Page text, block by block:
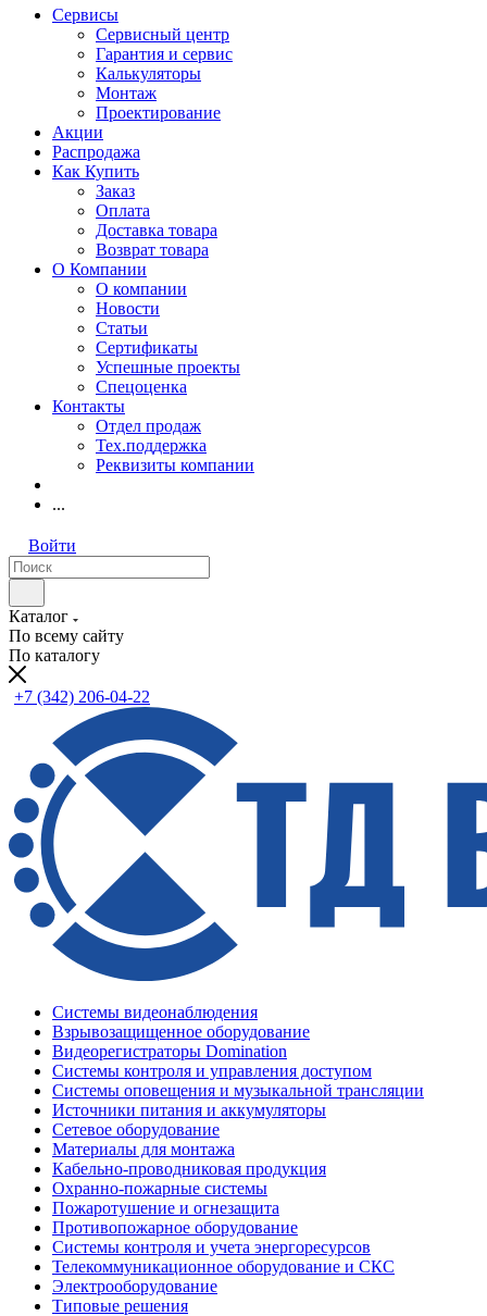
Сервисы
Сервисный центр
Гарантия и сервис
Калькуляторы
Монтаж
Проектирование
Акции
Распродажа
Как Купить
Заказ
Оплата
Доставка товара
Возврат товара
О Компании
О компании
Новости
Статьи
Сертификаты
Успешные проекты
Спецоценка
Контакты
Отдел продаж
Тех.поддержка
Реквизиты компании
...
Войти
Каталог
По всему сайту
По каталогу
+7 (342) 206-04-22
Системы видеонаблюдения
Взрывозащищенное оборудование
Видеорегистраторы Domination
Системы контроля и управления доступом
Системы оповещения и музыкальной трансляции
Источники питания и аккумуляторы
Сетевое оборудование
Материалы для монтажа
Кабельно-проводниковая продукция
Охранно-пожарные системы
Пожаротушение и огнезащита
Противопожарное оборудование
Системы контроля и учета энергоресурсов
Телекоммуникационное оборудование и СКС
Электрооборудование
Типовые решения